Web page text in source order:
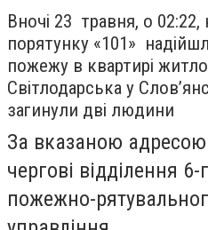
Вночі 23 травня, о
порятунку «101»
пожежу в квартирі
Світлодарська у
загинули дві людини
За вказаною адресою
чергові відділення
пожежно-